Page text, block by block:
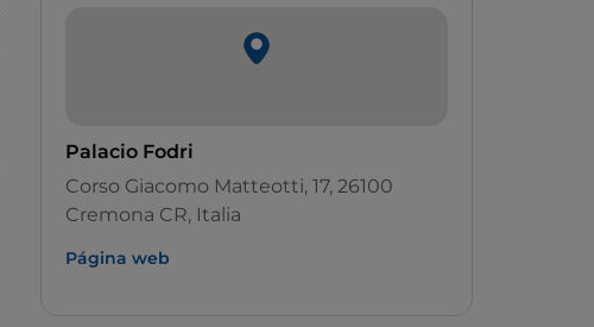
Palacio Fodri
Corso Giacomo Matteotti, 17, 26100
Cremona CR, Italia
Página web